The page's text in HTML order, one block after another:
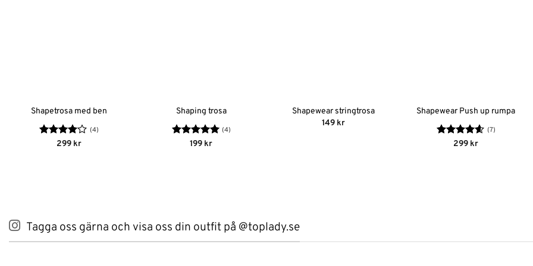
Shapetrosa med ben
Betygsatt
(4)
299 kr
Shaping trosa
Betygsatt5
(4)
199 kr
Shapewear stringtrosa
149 kr
Shapewear Push up rumpa
Betygsatt
(7)
299 kr
Tagga oss gärna och visa oss din outfit på @toplady.se